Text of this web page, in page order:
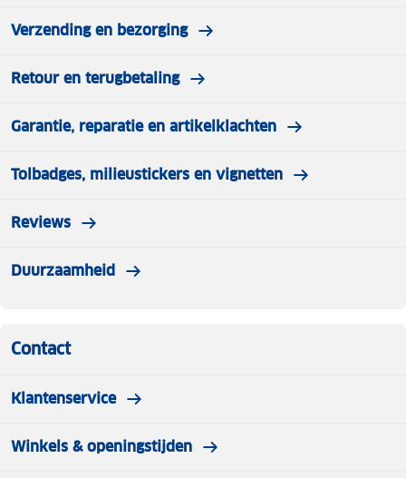
Verzending en bezorging
Retour en terugbetaling
Garantie, reparatie en artikelklachten
Tolbadges, milieustickers en vignetten
Reviews
Duurzaamheid
Contact
Klantenservice
Winkels & openingstijden